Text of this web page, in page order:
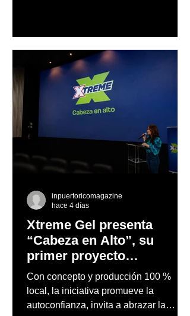
Xtreme Gel presenta
“Cabeza en Alto”, su
primer proyecto
audiovisual concebido y
producido completamente
en Puerto Rico
Con concepto y producción 100 %
local, la iniciativa promueve la
autoconfianza, invita a abrazar la
inpuertoricomagazine
hace 4 días